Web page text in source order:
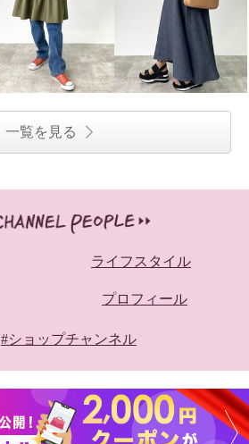
一覧を見る
ライフスタイル
プロフィール
#ショップチャンネル